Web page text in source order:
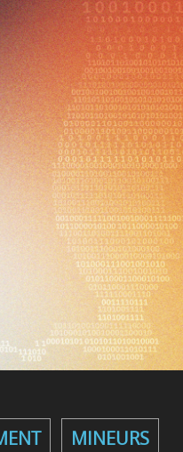
MINEURS